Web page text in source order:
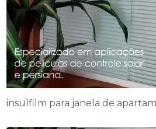
insulfilm para janela de